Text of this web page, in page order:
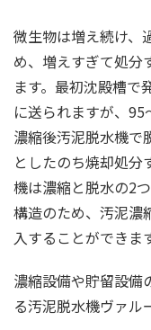
微生物は増え続け、
め、増えすぎて処分
ます。最初沈殿槽で
に送られますが、
濃縮後汚泥脱水機で
としたのち焼却処分
機は濃縮と脱水の2
構造のため、汚泥濃
入することができま
濃縮設備や貯留設備
る汚泥脱水機ヴァル